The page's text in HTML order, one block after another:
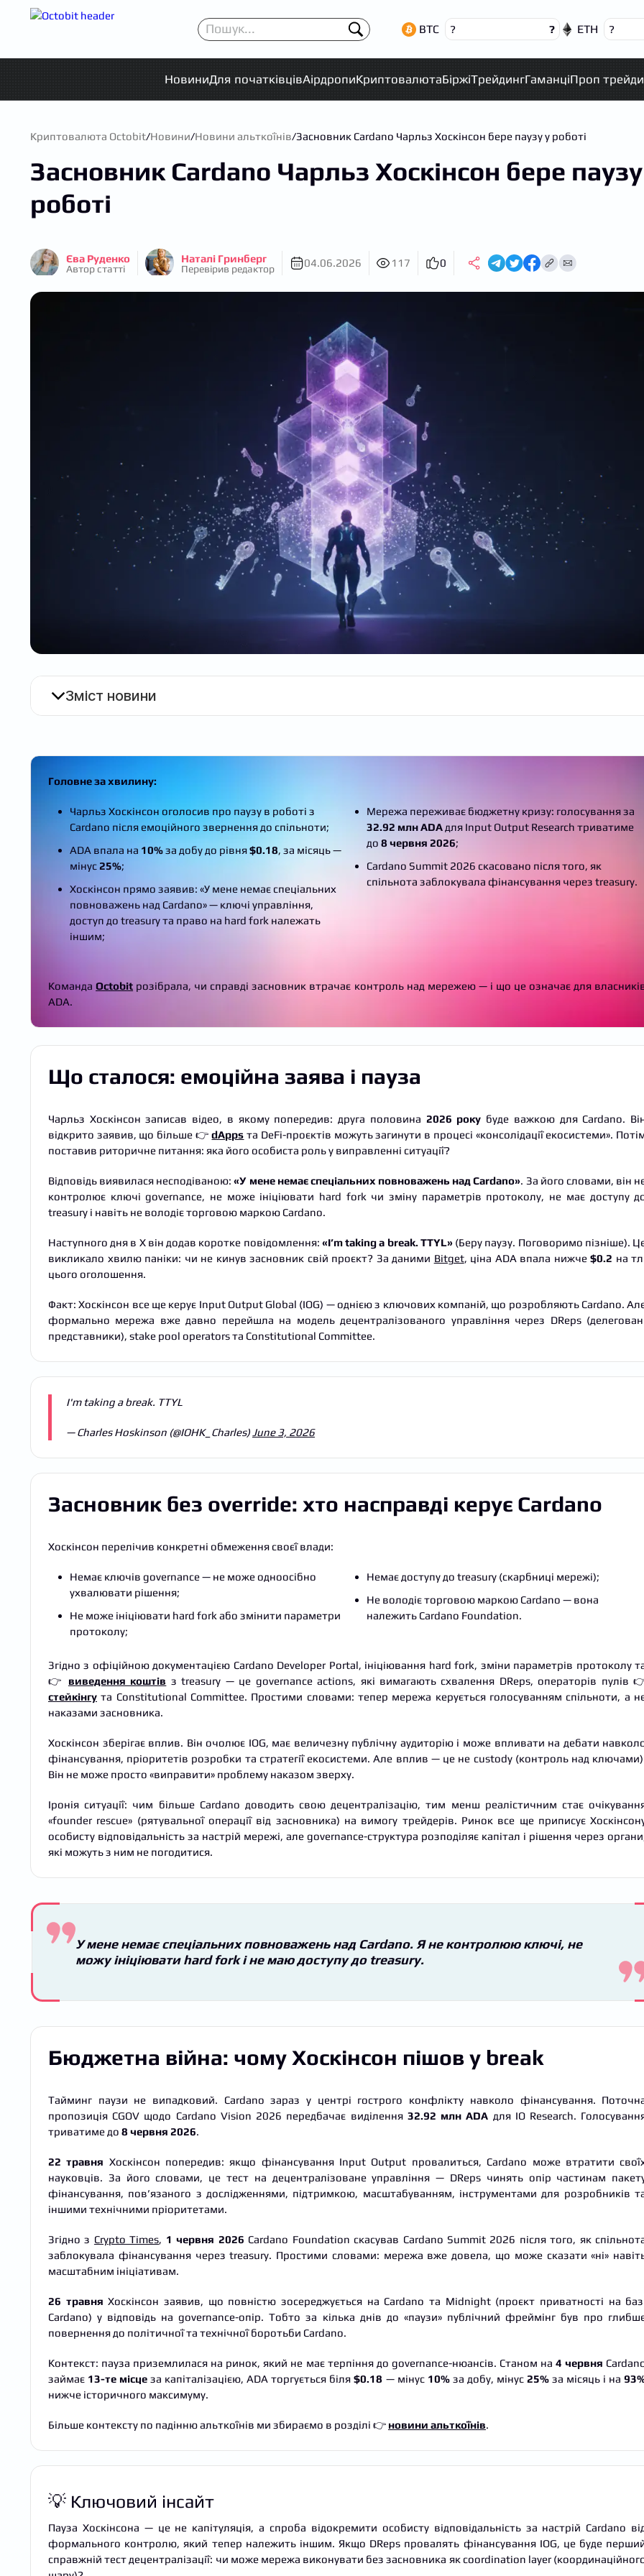
BTC ? ? ETH ?
НовиниДля початківцівАірдропиКриптовалютаБіржіТрейдингГаманціПроп
Криптовалюта Octobit/Новини/Новини альткоїнів/Засновник Cardano Чарльз Хоскінсон бере паузу у роботі
Засновник Cardano Чарльз Хоскінсон бере
роботі
Єва Руденко
Автор статті
Наталі Гринберг
Перевірив редактор 04.06.2026 117 0
Зміст новини
Головне за хвилину:
Чарльз Хоскінсон оголосив про паузу в роботі з
Cardano після емоційного звернення до спільноти;
ADA впала на 10%за добу до рівня$0.18, за місяць —
мінус25%;
Хоскінсон прямо заявив: «У мене немає спеціальних
повноважень над Cardano» — ключі управління,
доступ до treasury та право на hard fork належать
іншим;
Мережа переживає бюджетну кризу: голосування за
32.92 млн ADA для Input Output Research триватиме
до8 червня 2026;
Cardano Summit 2026 скасовано після того, як
спільнота заблокувала фінансування через treasury.
КомандаOctobit розібрала, чи справді засновник втрачає контроль над мережею — і що це означає для
ADA.
Що сталося: емоційна заява і пауза
Чарльз Хоскінсон записав відео, в якому попередив: друга половина 2026 року буде важкою для Cardano.
відкрито заявив, що більше 👉dApps та DeFi-проєктів можуть загинути в процесі «консолідації екосистеми».
поставив риторичне питання: яка його особиста роль у виправленні ситуації?
Відповідь виявилася несподіваною:«У мене немає спеціальних повноважень над Cardano». За його словами, він
контролює ключі governance, не може ініціювати hard fork чи зміну параметрів протоколу, не має доступу
treasury і навіть не володіє торговою маркою Cardano.
Наступного дня в X він додав коротке повідомлення: «I’m taking a break. TTYL»(Беру паузу. Поговоримо пізніше).
викликало хвилю паніки: чи не кинув засновник свій проєкт? За даними Bitget, ціна ADA впала нижче$0.2 на
цього оголошення.
Факт: Хоскінсон все ще керує Input Output Global (IOG) — однією з ключових компаній, що розробляють Cardano.
формально мережа вже давно перейшла на модель децентралізованого управління через DReps
представники), stake pool operators та Constitutional Committee.
I'm taking a break. TTYL
— Charles Hoskinson (@IOHK_Charles) June 3, 2026
Засновник без override: хто насправді керує Cardano
Хоскінсон перелічив конкретні обмеження своєї влади:
Немає ключів governance — не може одноосібно
ухвалювати рішення;
Не може ініціювати hard fork або змінити параметри
протоколу;
Немає доступу до treasury (скарбниці мережі);
Не володіє торговою маркою Cardano — вона
належить Cardano Foundation.
Згідно з офіційною документацією Cardano Developer Portal, ініціювання hard fork, зміни параметрів протоколу
👉 виведення коштів з treasury — це governance actions, які вимагають схвалення DReps, операторів пулів
стейкінгу та Constitutional Committee. Простими словами: тепер мережа керується голосуванням спільноти, а
наказами засновника.
Хоскінсон зберігає вплив. Він очолює IOG, має величезну публічну аудиторію і може впливати на дебати
фінансування, пріоритетів розробки та стратегії екосистеми. Але вплив — це не custody (контроль над
Він не може просто «виправити» проблему наказом зверху.
Іронія ситуації: чим більше Cardano доводить свою децентралізацію, тим менш реалістичним стає
«founder rescue» (рятувальної операції від засновника) на вимогу трейдерів. Ринок все ще приписує
особисту відповідальність за настрій мережі, але governance-структура розподіляє капітал і рішення через
які можуть з ним не погодитися.
У мене немає спеціальних повноважень над Cardano. Я не контролюю ключі, не
можу ініціювати hard fork і не маю доступу до treasury.
Бюджетна війна: чому Хоскінсон пішов у break
Тайминг паузи не випадковий. Cardano зараз у центрі гострого конфлікту навколо фінансування.
пропозиція CGOV щодо Cardano Vision 2026 передбачає виділення 32.92 млн ADA для IO Research.
триватиме до 8 червня 2026.
22 травня Хоскінсон попередив: якщо фінансування Input Output провалиться, Cardano може втратити
науковців. За його словами, це тест на децентралізоване управління — DReps чинять опір частинам
фінансування, пов’язаного з дослідженнями, підтримкою, масштабуванням, інструментами для розробників
іншими технічними пріоритетами.
Згідно з Crypto Times, 1 червня 2026 Cardano Foundation скасував Cardano Summit 2026 після того, як
заблокувала фінансування через treasury. Простими словами: мережа вже довела, що може сказати «ні»
масштабним ініціативам.
26 травня Хоскінсон заявив, що повністю зосереджується на Cardano та Midnight (проєкт приватності на
Cardano) у відповідь на governance-опір. Тобто за кілька днів до «паузи» публічний фреймінг був про
повернення до політичної та технічної боротьби Cardano.
Контекст: пауза приземлилася на ринок, який не має терпіння до governance-нюансів. Станом на4 червня
займає 13-те місце за капіталізацією, ADA торгується біля$0.18 — мінус 10%за добу, мінус 25%за місяць і на
нижче історичного максимуму.
Більше контексту по падінню альткоїнів ми збираємо в розділі 👉 новини альткоїнів.
💡 Ключовий інсайт
Пауза Хоскінсона — це не капітуляція, а спроба відокремити особисту відповідальність за настрій Cardano
формального контролю, який тепер належить іншим. Якщо DReps провалять фінансування IOG, це буде
справжній тест децентралізації: чи може мережа виконувати без засновника як coordination layer